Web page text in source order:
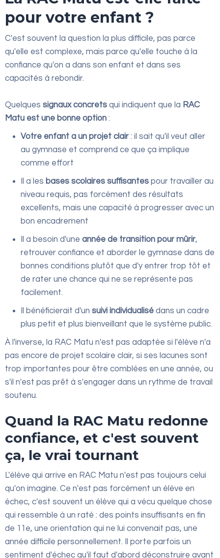
pour votre enfant ?
C'est souvent la question la plus difficile, pas parce
qu'elle est complexe, mais parce qu'elle touche à la
confiance qu'on a dans son enfant et dans ses
capacités à rebondir.
Quelques signaux concrets qui indiquent que la RAC
Matu est une bonne option :
Votre enfant a un projet clair : il sait qu'il veut aller
au gymnase et comprend ce que ça implique
comme effort
Il a les bases scolaires suffisantes pour travailler au
niveau requis, pas forcément des résultats
excellents, mais une capacité à progresser avec un
bon encadrement
Il a besoin d'une année de transition pour mûrir,
retrouver confiance et aborder le gymnase dans de
bonnes conditions plutôt que d'y entrer trop tôt et
de rater une chance qui ne se représente pas
facilement.
Il bénéficierait d'un suivi individualisé dans un cadre
plus petit et plus bienveillant que le système public.
À l'inverse, la RAC Matu n'est pas adaptée si l'élève n'a
pas encore de projet scolaire clair, si ses lacunes sont
trop importantes pour être comblées en une année, ou
s'il n'est pas prêt à s'engager dans un rythme de travail
soutenu.
Quand la RAC Matu redonne
confiance, et c'est souvent
ça, le vrai tournant
L'élève qui arrive en RAC Matu n'est pas toujours celui
qu'on imagine. Ce n'est pas forcément un élève en
échec, c'est souvent un élève qui a vécu quelque chose
qui ressemble à un raté : des points insuffisants en fin
de 11e, une orientation qui ne lui convenait pas, une
année difficile personnellement. Il porte parfois un
sentiment d'échec qu'il faut d'abord déconstruire avant